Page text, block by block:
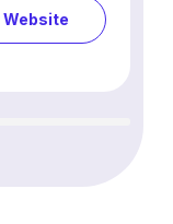
Website